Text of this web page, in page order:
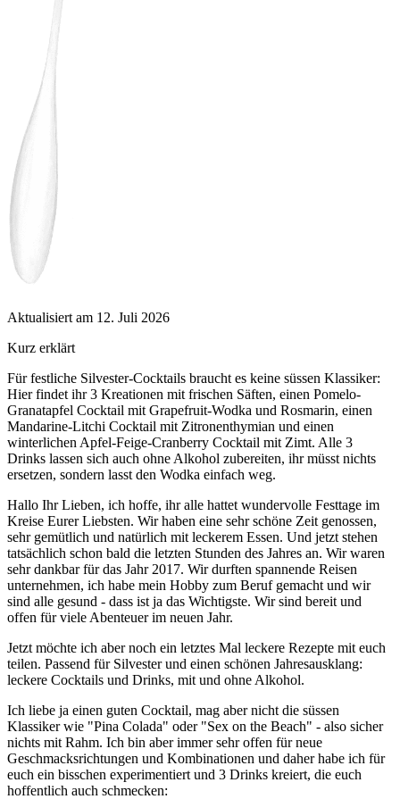
Aktualisiert am 12. Juli 2026
Kurz erklärt
Für festliche Silvester-Cocktails braucht es keine süssen Klassiker:
Hier findet ihr 3 Kreationen mit frischen Säften, einen Pomelo-
Granatapfel Cocktail mit Grapefruit-Wodka und Rosmarin, einen
Mandarine-Litchi Cocktail mit Zitronenthymian und einen
winterlichen Apfel-Feige-Cranberry Cocktail mit Zimt. Alle 3
Drinks lassen sich auch ohne Alkohol zubereiten, ihr müsst nichts
ersetzen, sondern lasst den Wodka einfach weg.
Hallo Ihr Lieben, ich hoffe, ihr alle hattet wundervolle Festtage im
Kreise Eurer Liebsten. Wir haben eine sehr schöne Zeit genossen,
sehr gemütlich und natürlich mit leckerem Essen. Und jetzt stehen
tatsächlich schon bald die letzten Stunden des Jahres an. Wir waren
sehr dankbar für das Jahr 2017. Wir durften spannende Reisen
unternehmen, ich habe mein Hobby zum Beruf gemacht und wir
sind alle gesund - dass ist ja das Wichtigste. Wir sind bereit und
offen für viele Abenteuer im neuen Jahr.
Jetzt möchte ich aber noch ein letztes Mal leckere Rezepte mit euch
teilen. Passend für Silvester und einen schönen Jahresausklang:
leckere Cocktails und Drinks, mit und ohne Alkohol.
Ich liebe ja einen guten Cocktail, mag aber nicht die süssen
Klassiker wie "Pina Colada" oder "Sex on the Beach" - also sicher
nichts mit Rahm. Ich bin aber immer sehr offen für neue
Geschmacksrichtungen und Kombinationen und daher habe ich für
euch ein bisschen experimentiert und 3 Drinks kreiert, die euch
hoffentlich auch schmecken: